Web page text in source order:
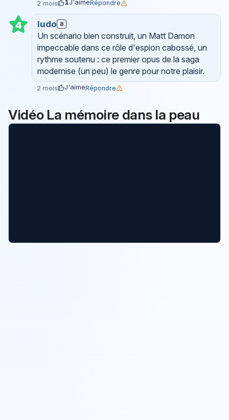
2 mois 1J'aimeRépondre
4 ludo 8
Un scénario bien construit, un Matt Damon
impeccable dans ce rôle d'espion cabossé, un
rythme soutenu : ce premier opus de la saga
modernise (un peu) le genre pour notre plaisir.
2 mois J'aimeRépondre
Vidéo La mémoire dans la peau